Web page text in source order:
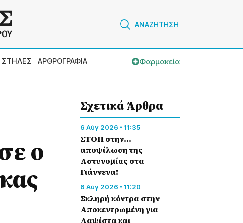
ΑΝΑΖΗΤΗΣΗ
ΣΤΗΛΕΣ ΑΡΘΡΟΓΡΑΦΙΑ Φαρμακεία
ο
Σχετικά Άρθρα
6 Αύγ 2026 • 11:35
ΣΤΟΠ στην…
αποψίλωση της
Αστυνομίας στα
Γιάννενα!
6 Αύγ 2026 • 11:20
Σκληρή κόντρα στην
Αποκεντρωμένη για
Λαψίστα και